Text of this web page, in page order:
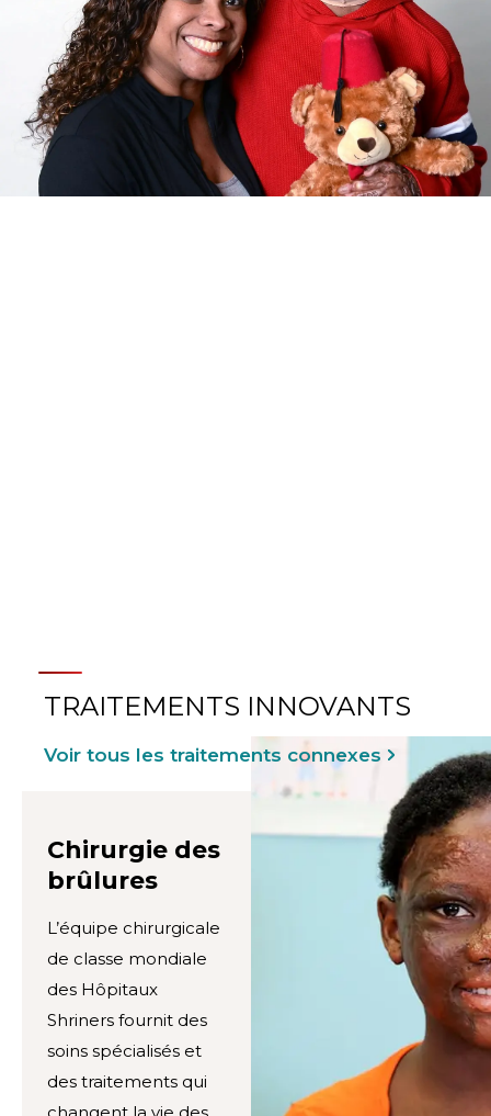
TRAITEMENTS INNOVANTS
Voir tous les traitements connexes
Chirurgie des
brûlures
L’équipe chirurgicale
de classe mondiale
des Hôpitaux
Shriners fournit des
soins spécialisés et
des traitements qui